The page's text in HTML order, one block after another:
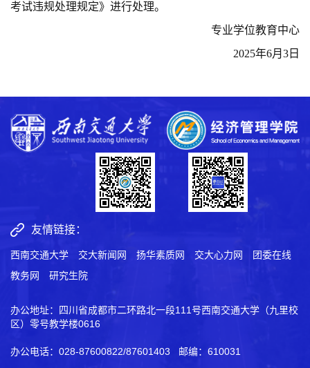
考试违规处理规定》进行处理。
专业学位教育中心
2025年6月3日
友情链接：
西南交通大学 交大新闻网 扬华素质网 交大心力网
团委在线
教务网
研究生院
办公地址：四川省成都市二环路北一段111号西南交通大学（九里校
区）零号教学楼0616
办公电话：028-87600822/87601403 邮编：610031